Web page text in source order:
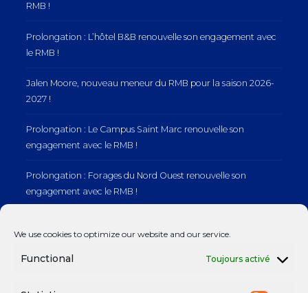
We use cookies to optimize our website and our service.
Functional Toujours activé
RMB !
Prolongation : L’hôtel B&B renouvelle son engagement avec
le RMB !
Jalen Moore, nouveau meneur du RMB pour la saison 2026-
2027 !
Prolongation : Le Campus Saint Marc renouvelle son
engagement avec le RMB !
Prolongation : Forages du Nord Ouest renouvelle son
engagement avec le RMB !
engagement avec le RMB !